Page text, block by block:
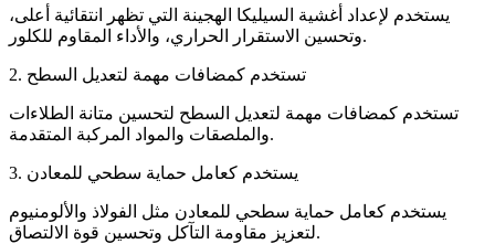
يستخدم لإعداد أغشية السيليكا الهجينة التي تظهر انتقائية أعلى،
وتحسين الاستقرار الحراري، والأداء المقاوم للكلور.
2. تستخدم كمضافات مهمة لتعديل السطح
تستخدم كمضافات مهمة لتعديل السطح لتحسين متانة الطلاءات
والملصقات والمواد المركبة المتقدمة.
3. يستخدم كعامل حماية سطحي للمعادن
يستخدم كعامل حماية سطحي للمعادن مثل الفولاذ والألومنيوم
لتعزيز مقاومة التآكل وتحسين قوة الالتصاق.